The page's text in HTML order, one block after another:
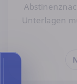
Unterlagen